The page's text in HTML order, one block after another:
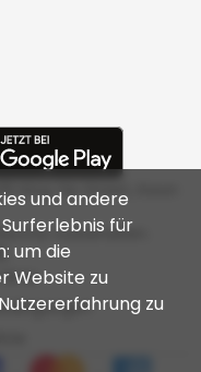
King Yip Street, Kwun
vorbehalten.
und andere
für
um die
Website zu
zu